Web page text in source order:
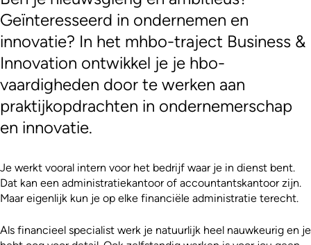
Geïnteresseerd in ondernemen en
innovatie? In het mhbo-traject Business &
Innovation ontwikkel je je hbo-
vaardigheden door te werken aan
praktijkopdrachten in ondernemerschap
en innovatie.
Je werkt vooral intern voor het bedrijf waar je in dienst bent.
Dat kan een administratiekantoor of accountantskantoor zijn.
Maar eigenlijk kun je op elke financiële administratie terecht.
Als financieel specialist werk je natuurlijk heel nauwkeurig en je